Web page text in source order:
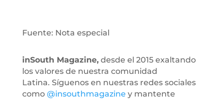
Fuente: Nota especial
inSouth Magazine,desde el 2015 exaltando
los valores de nuestra comunidad
Latina. Síguenos en nuestras redes sociales
como @insouthmagazine y mantente